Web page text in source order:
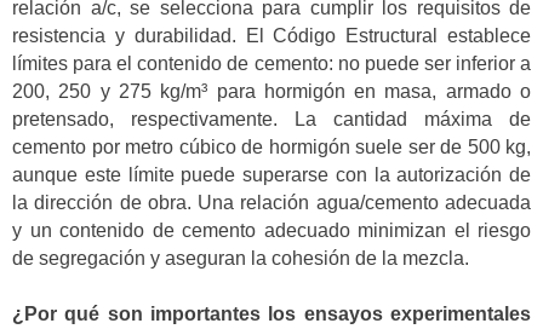
relación a/c, se selecciona para cumplir los requisitos de
resistencia y durabilidad. El Código Estructural establece
límites para el contenido de cemento: no puede ser inferior a
200, 250 y 275 kg/m³ para hormigón en masa, armado o
pretensado, respectivamente. La cantidad máxima de
cemento por metro cúbico de hormigón suele ser de 500 kg,
aunque este límite puede superarse con la autorización de
la dirección de obra. Una relación agua/cemento adecuada
y un contenido de cemento adecuado minimizan el riesgo
de segregación y aseguran la cohesión de la mezcla.
¿Por qué son importantes los ensayos experimentales